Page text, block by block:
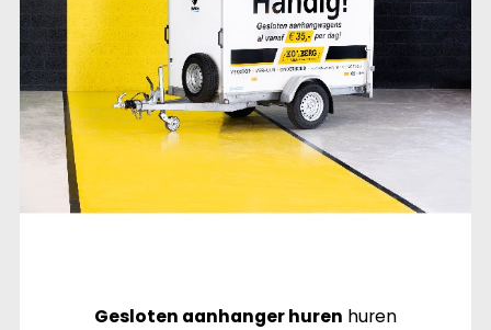
Gesloten aanhanger huren huren